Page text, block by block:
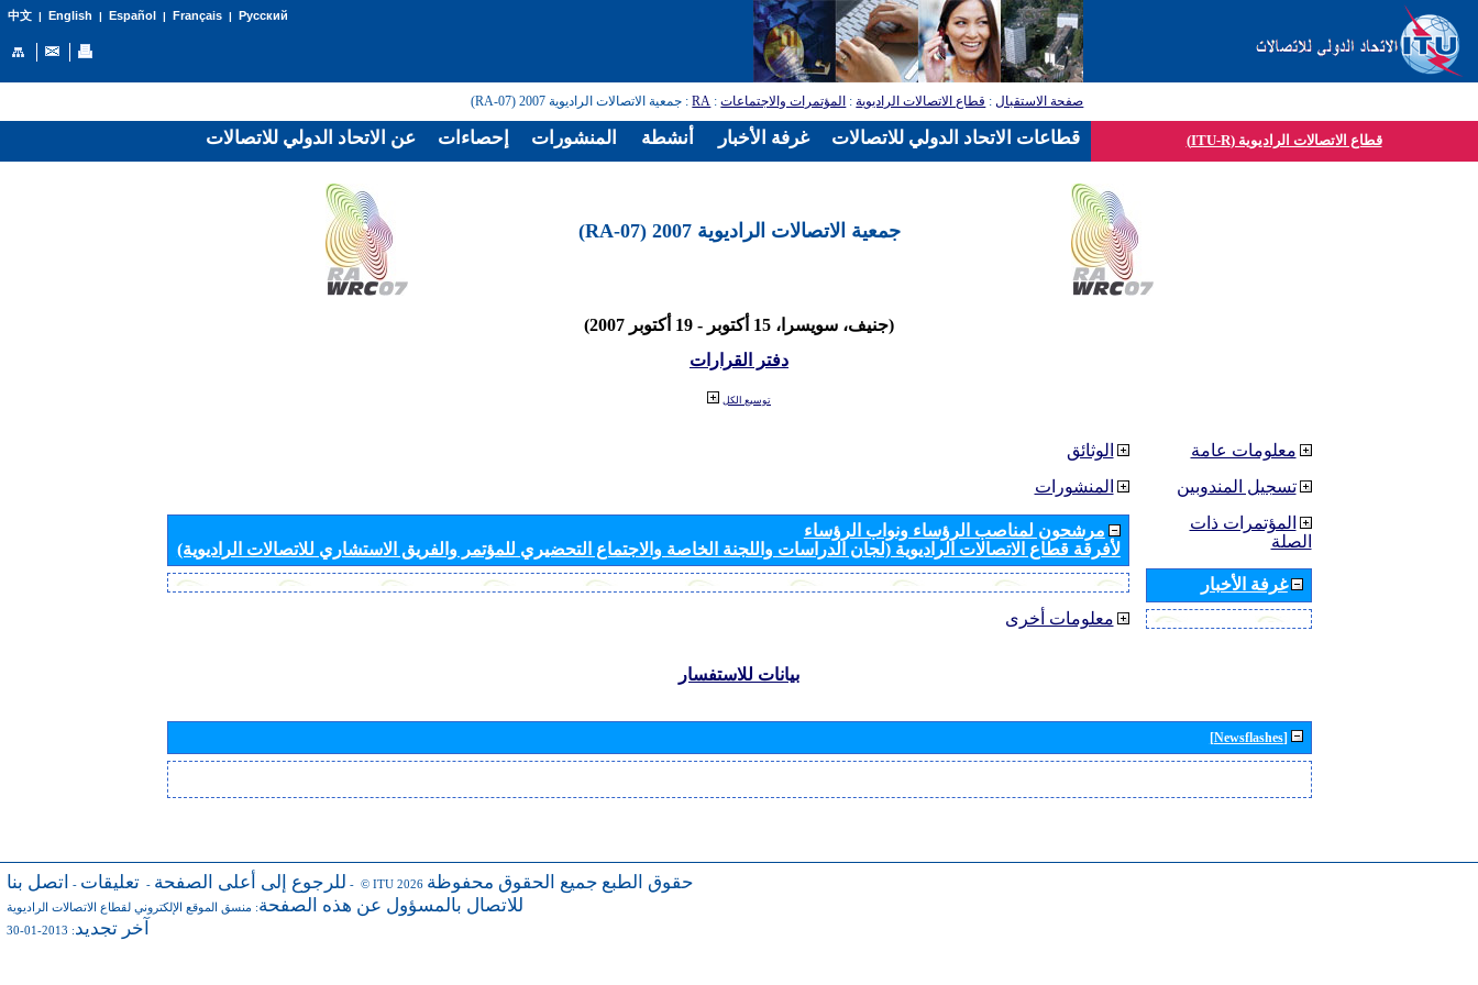
中文| English | Español | Français| Русский
صفحة الاستقبال: قطاع الاتصالات الراديوية: المؤتمرات والاجتماعات:
RA: جمعية الاتصالات الراديوية 2007 (RA-07)
قطاع الاتصالات الراديوية (ITU-R)
جمعية الاتصالات الراديوية 2007 (RA-07)
(جنيف، سويسرا، 15 أكتوبر - 19 أكتوبر 2007)
دفتر القرارات
توسيع الكل
الوثائق
المنشورات
مرشحون لمناصب الرؤساء ونواب الرؤساء
لأفرقة قطاع الاتصالات الراديوية (لجان الدراسات واللجنة الخاصة والاجتماع التحضيري للمؤتمر والفريق الاستشاري للاتصالات الراديوية)
معلومات أخرى
معلومات عامة
تسجيل المندوبين
المؤتمرات ذات
الصلة
غرفة الأخبار
بيانات للاستفسار
[Newsflashes]
للرجوع إلى أعلى الصفحة - تعليقات - اتصل بنا - © ITU 2026 حقوق الطبع جميع الحقوق محفوظة
للاتصال بالمسؤول عن هذه الصفحة: منسق الموقع الإلكتروني لقطاع الاتصالات الراديوية
آخر تجديد: 2013-01-30
عن الاتحاد الدولي للاتصالات إحصاءات المنشورات أنشطة غرفة الأخبار قطاعات الاتحاد الدولي للاتصالات